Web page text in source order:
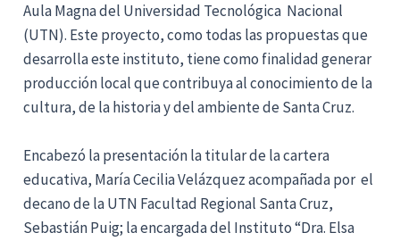
Aula Magna del Universidad Tecnológica Nacional
(UTN). Este proyecto, como todas las propuestas que
desarrolla este instituto, tiene como finalidad generar
producción local que contribuya al conocimiento de la
cultura, de la historia y del ambiente de Santa Cruz.
Encabezó la presentación la titular de la cartera
educativa, María Cecilia Velázquez acompañada por el
decano de la UTN Facultad Regional Santa Cruz,
Sebastián Puig; la encargada del Instituto “Dra. Elsa